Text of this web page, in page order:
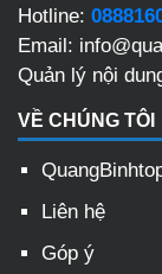
Hotline:
Email:
Quản lý nội
VỀ CHÚNG TÔI
Liên hệ
Góp ý